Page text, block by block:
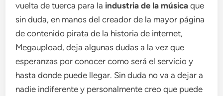
vuelta de tuerca para la industria de la música que
sin duda, en manos del creador de la mayor página
de contenido pirata de la historia de internet,
Megaupload, deja algunas dudas a la vez que
esperanzas por conocer como será el servicio y
hasta donde puede llegar. Sin duda no va a dejar a
nadie indiferente y personalmente creo que puede